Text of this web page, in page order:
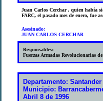
Juan Carlos Cerchar , quien había
FARC, el pasado mes de enero, fue
Asesinado:
JUAN CARLOS CERCHAR
Responsables:
Fuerzas Armadas Revolucionarias
Departamento: Santander
Municipio:
Abril 8 de 1996